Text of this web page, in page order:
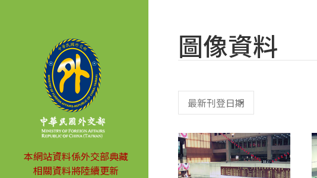
本網站資料係外交部典藏
相關資料將陸續更新
圖像資料